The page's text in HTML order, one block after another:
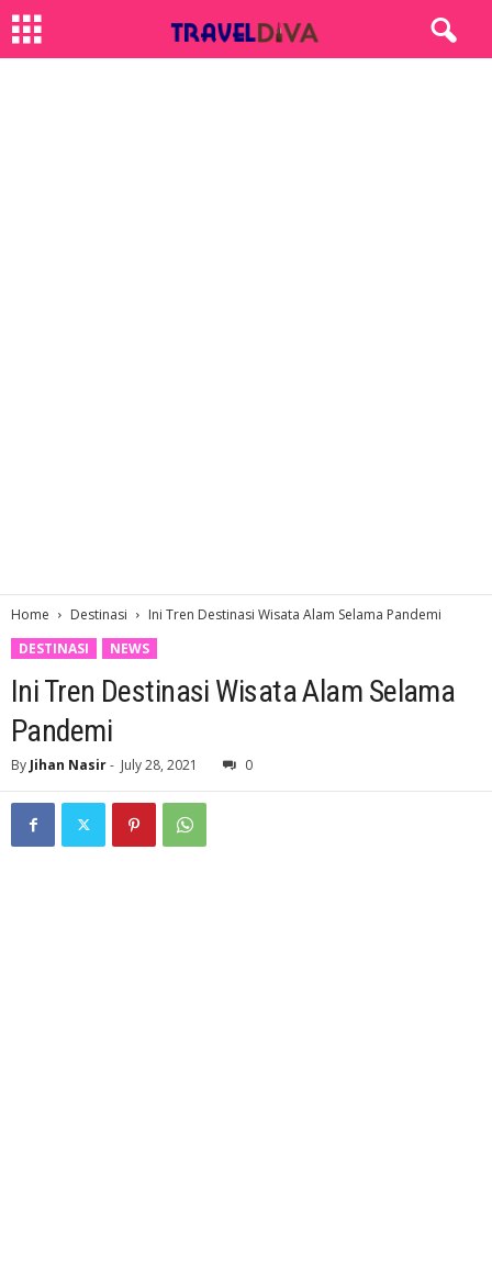
Home Destinasi
Ini Tren Destinasi Wisata Alam Selama Pandemi
DESTINASI
NEWS
Ini Tren Destinasi Wisata Alam Selama
Pandemi
By Jihan Nasir- July 28, 2021 0